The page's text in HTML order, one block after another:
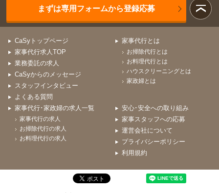
まずは専用フォームから登録応募
CaSyトップページ
家事代行求人TOP
業務委託の求人
CaSyからのメッセージ
スタッフインタビュー
よくある質問
家事代行とは
お掃除代行とは
お料理代行とは
ハウスクリーニングとは
家政婦とは
家事代行･家政婦の求人一覧
家事代行の求人
お掃除代行の求人
お料理代行の求人
安心･安全への取り組み
家事スタッフへの応募
運営会社について
プライバシーポリシー
利用規約